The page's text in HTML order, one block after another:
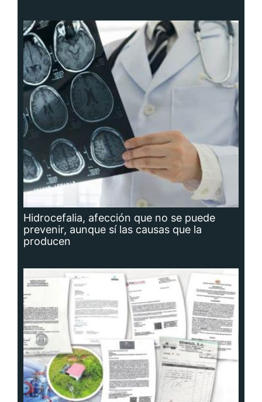
Hidrocefalia, afección que no se puede
prevenir, aunque sí las causas que la
producen